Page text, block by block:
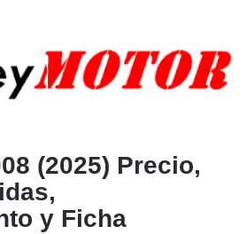
(2025) Precio,
y Ficha